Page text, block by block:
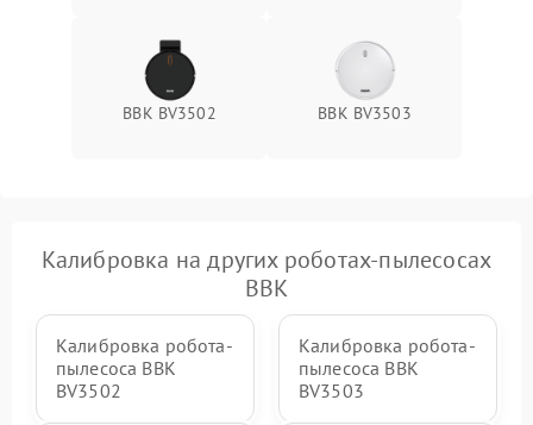
BBK BV3502 BBK BV3503
Калибровка на других роботах-пылесосах
BBK
Калибровка робота-
пылесоса BBK
BV3502
Калибровка робота-
пылесоса BBK
BV3503